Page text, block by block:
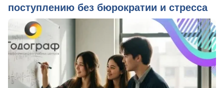
поступлению без бюрократии и стресса